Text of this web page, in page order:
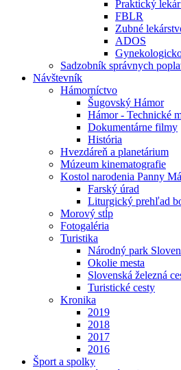
Praktický
FBLR
Zubné
ADOS
Sadzobník správnych
Návštevník
Hámorníctvo
Šugovský Hámor
Hámor - Technické
Dokumentárne filmy
História
Hvezdáreň a planetárium
Múzeum kinematografie
Kostol narodenia Panny
Farský úrad
Liturgický prehľad
Morový stĺp
Fotogaléria
Turistika
Národný park
Okolie mesta
Slovenská železná
Turistické cesty
Kronika
2019
2018
2017
2016
Šport a spolky